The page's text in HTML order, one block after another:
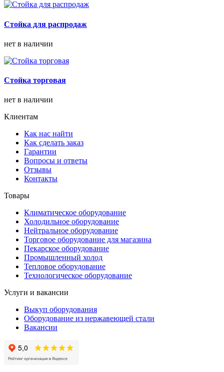
Стойка для распродаж
нет в наличии
Стойка торговая
нет в наличии
Клиентам
Как нас найти
Как сделать заказ
Гарантии
Вопросы и ответы
Отзывы
Контакты
Товары
Климатическое оборудование
Холодильное оборудование
Нейтральное оборудование
Торговое оборудование для магазина
Пекарское оборудование
Промышленный холод
Тепловое оборудование
Технологическое оборудование
Услуги и вакансии
Выкуп оборудования
Оборудование из нержавеющей стали
Вакансии